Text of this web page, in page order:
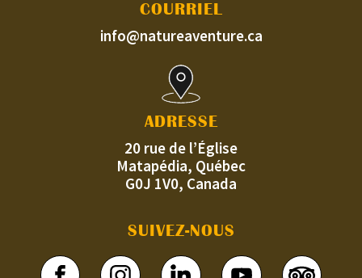
COURRIEL
info@natureaventure.ca
ADRESSE
20 rue de l’Église
Matapédia, Québec
G0J 1V0, Canada
SUIVEZ-NOUS